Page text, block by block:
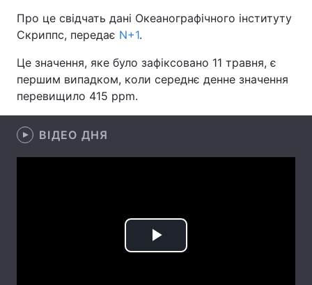
Економіка
Спорт Наука
Техно і зв'язок
Зброя
Здоров'я Туризм
Регіони
Про це свідчать дані Океанографічного інституту
Скриппс, передає N+1.
Це значення, яке було зафіксовано 11 травня, є
першим випадком, коли середнє денне значення
перевищило 415 ppm.
ВІДЕО ДНЯ
Play